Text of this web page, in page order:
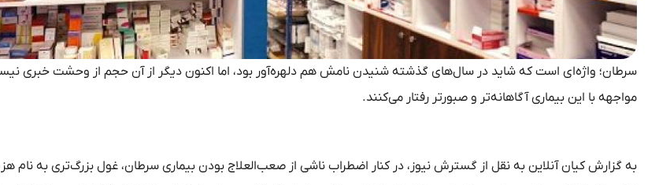
سرطان؛ واژه‌ای است که شاید در سال‌های گذشته شنیدن نامش هم دلهره‌آور بود، اما اکنون دیگر از آن حجم از وحشت خبری
مواجهه با این بیماری آگاهانه‌تر و صبورتر رفتار می‌کنند.
به گزارش کیان آنلاین به نقل از گسترش نیوز، در کنار اضطراب ناشی از صعب‌العلاج بودن بیماری سرطان، غول بزرگ‌تری به نام